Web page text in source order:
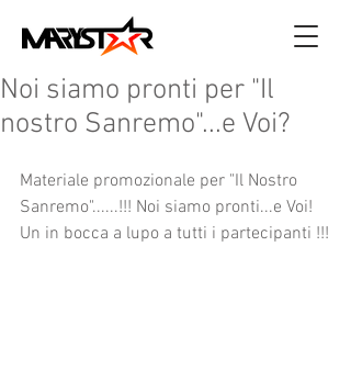
Noi siamo pronti per "Il
nostro Sanremo"...e Voi?
Materiale promozionale per "Il Nostro
Sanremo"......!!! Noi siamo pronti...e Voi!
Un in bocca a lupo a tutti i partecipanti !!!